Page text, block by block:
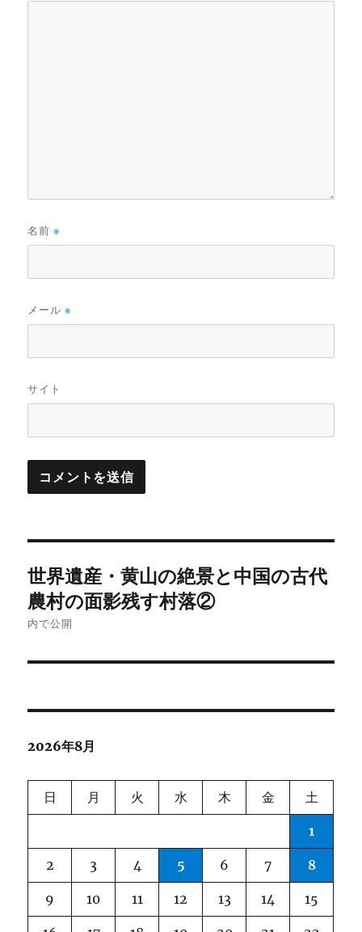
名前※
メール※
サイト
稿
ナ
ビ
ョ
世界遺産・黄山の絶景と中国の古代
農村の面影残す村落②
内で公開
2026年8月
日 月 火 水 木 金 土
1
2 3 4 5 6 7 8
9 10 11 12 13 14 15